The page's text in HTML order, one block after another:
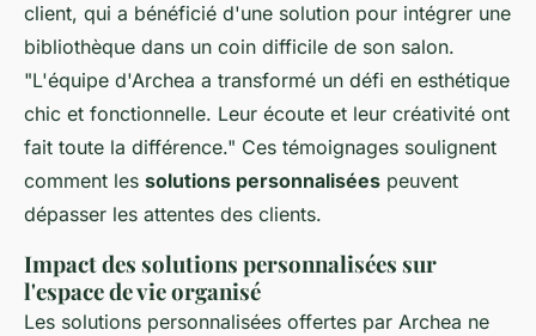
client, qui a bénéficié d'une solution pour intégrer une
bibliothèque dans un coin difficile de son salon.
"L'équipe d'Archea a transformé un défi en esthétique
chic et fonctionnelle. Leur écoute et leur créativité ont
fait toute la différence." Ces témoignages soulignent
comment les solutions personnalisées peuvent
dépasser les attentes des clients.
Impact des solutions personnalisées sur
l'espace de vie organisé
Les solutions personnalisées offertes par Archea ne